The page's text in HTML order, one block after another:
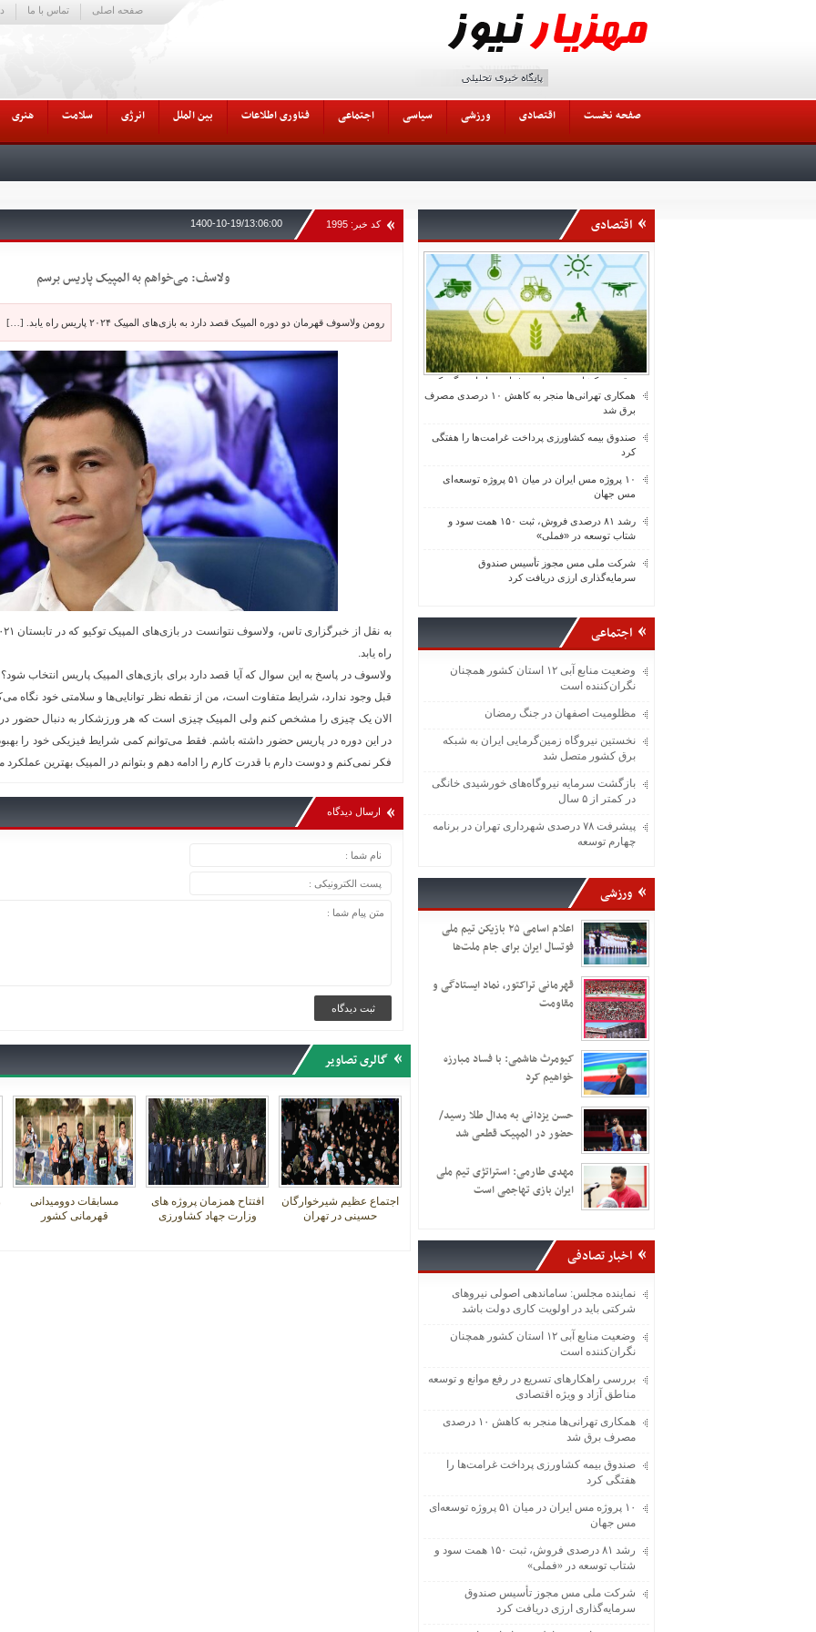
صفحه اصلی تماس با ما
صفحه نخست اقتصادی ورزشی سیاسی اجتماعی فناوری اطلاعات بین الملل انرژی سلامت هنری
اقتصادی
صندوق بیمه کشاورزی پرداخت غرامت‌ها را هفتگی کرد
همکاری تهرانی‌ها منجر به کاهش ۱۰ درصدی مصرف
برق شد
صندوق بیمه کشاورزی پرداخت غرامت‌ها را هفتگی
کرد
۱۰ پروژه مس ایران در میان ۵۱ پروژه توسعه‌ای
مس جهان
رشد ۸۱ درصدی فروش، ثبت ۱۵۰ همت سود و
شتاب توسعه در «فملی»
شرکت ملی مس مجوز تأسیس صندوق
سرمایه‌گذاری ارزی دریافت کرد
اجتماعی
وضعیت منابع آبی ۱۲ استان کشور همچنان
نگران‌کننده است
مظلومیت اصفهان در جنگ رمضان
نخستین نیروگاه زمین‌گرمایی ایران به شبکه
برق کشور متصل شد
بازگشت سرمایه نیروگاه‌های خورشیدی خانگی
در کمتر از ۵ سال
پیشرفت ۷۸ درصدی شهرداری تهران در برنامه
چهارم توسعه
ورزشی
اعلام اسامی ۲۵ بازیکن تیم ملی
فوتسال ایران برای جام ملت‌ها
قهرمانی تراکتور، نماد ایستادگی و
مقاومت
کیومرث هاشمی: با فساد مبارزه
خواهیم کرد
حسن یزدانی به مدال طلا رسید/
حضور در المپیک قطعی شد
مهدی طارمی: استراتژی تیم ملی
ایران بازی تهاجمی است
اخبار تصادفی
نماینده مجلس: ساماندهی اصولی نیروهای
شرکتی باید در اولویت کاری دولت باشد
وضعیت منابع آبی ۱۲ استان کشور همچنان
نگران‌کننده است
بررسی راهکارهای تسریع در رفع موانع و توسعه
مناطق آزاد و ویژه اقتصادی
همکاری تهرانی‌ها منجر به کاهش ۱۰ درصدی
مصرف برق شد
صندوق بیمه کشاورزی پرداخت غرامت‌ها را
هفتگی کرد
۱۰ پروژه مس ایران در میان ۵۱ پروژه توسعه‌ای
مس جهان
رشد ۸۱ درصدی فروش، ثبت ۱۵۰ همت سود و
شتاب توسعه در «فملی»
شرکت ملی مس مجوز تأسیس صندوق
سرمایه‌گذاری ارزی دریافت کرد
کد خبر: 1995 1400-10-19/13:06:00
ولاسف: می‌خواهم به المپیک پاریس برسم
رومن ولاسوف قهرمان دو دوره المپیک قصد دارد به بازی‌های المپیک ۲۰۲۴ پاریس راه یابد. […]
راه یابد.
ولاسوف در پاسخ به این سوال که آیا قصد دارد برای بازی‌های المپیک پاریس انتخاب
قبل وجود ندارد، شرایط متفاوت است، من از نقطه نظر توانایی‌ها و سلامتی خود نگاه
الان یک چیزی را مشخص کنم ولی المپیک چیزی است که هر ورزشکار به دنبال حضور
در این دوره در پاریس حضور داشته باشم. فقط می‌توانم کمی شرایط فیزیکی خود را
فکر نمی‌کنم و دوست دارم با قدرت کارم را ادامه دهم و بتوانم در المپیک بهترین عملکرد
ارسال دیدگاه
گالری تصاویر
مسابقات دوومیدانی
قهرمانی کشور
افتتاح همزمان پروژه های
وزارت جهاد کشاورزی
اجتماع عظیم شیرخوارگان
حسینی در تهران
مراسم شام غریبان حسینی
مراسم عزاداری شب